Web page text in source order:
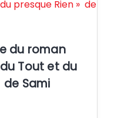
du roman
Tout et du
de Sami